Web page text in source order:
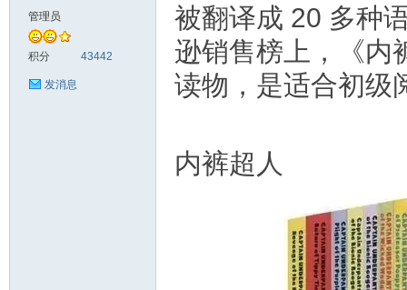
管理员
积分 43442
发消息
被翻译成 20 多种
逊销售榜上，《内
读物，是适合初级
内裤超人